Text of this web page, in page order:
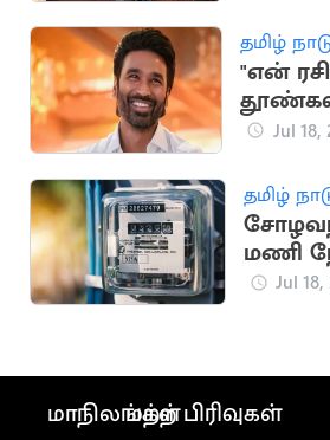
தமிழ்
"என்
Jul 18,
தமிழ்
மணி
Jul 18,
மாநிலங்கள்மற்ற பிரிவுகள்